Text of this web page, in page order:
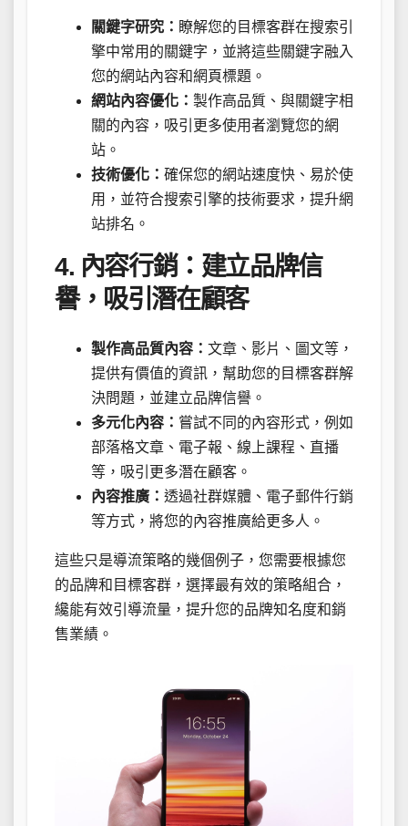
關鍵字研究： 瞭解您的目標客群在搜索引
擎中常用的關鍵字，並將這些關鍵字融入
您的網站內容和網頁標題。
網站內容優化： 製作高品質、與關鍵字相
關的內容，吸引更多使用者瀏覽您的網
站。
技術優化： 確保您的網站速度快、易於使
用，並符合搜索引擎的技術要求，提升網
站排名。
4. 內容行銷：建立品牌信
譽，吸引潛在顧客
製作高品質內容： 文章、影片、圖文等，
提供有價值的資訊，幫助您的目標客群解
決問題，並建立品牌信譽。
多元化內容： 嘗試不同的內容形式，例如
部落格文章、電子報、線上課程、直播
等，吸引更多潛在顧客。
內容推廣： 透過社群媒體、電子郵件行銷
等方式，將您的內容推廣給更多人。
這些只是導流策略的幾個例子，您需要根據您
的品牌和目標客群，選擇最有效的策略組合，
纔能有效引導流量，提升您的品牌知名度和銷
售業績。